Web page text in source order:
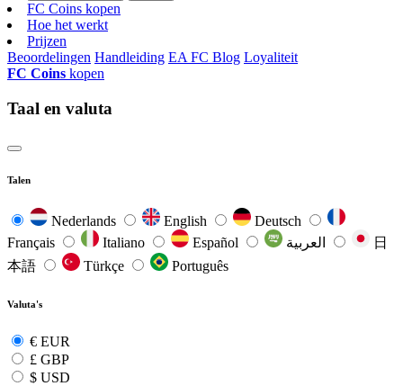
FC Coins kopen
Hoe het werkt
Prijzen
Beoordelingen Handleiding EA FC Blog Loyaliteit
FC Coins kopen
Taal en valuta
Talen
Nederlands English
Deutsch
Français
Italiano Español
日
本語
Türkçe Português
Valuta's
€ EUR
£ GBP
$ USD